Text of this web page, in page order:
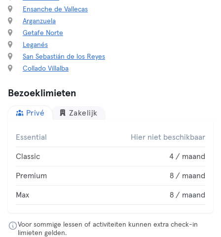
Ensanche de Vallecas
Arganzuela
Getafe Norte
Leganés
San Sebastián de los Reyes
Collado Villalba
Bezoeklimieten
Privé Zakelijk
Essential Hier niet beschikbaar
Classic 4 / maand
Premium 8 / maand
Max 8 / maand
Voor sommige lessen of activiteiten kunnen extra check-in
limieten gelden.